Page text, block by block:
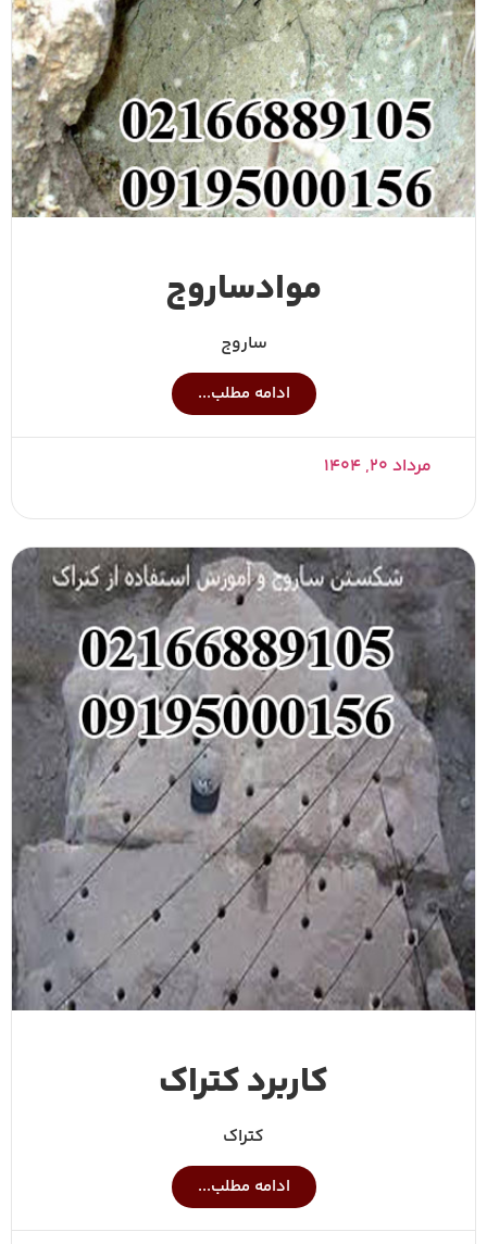
موادساروج
ساروج
ادامه مطلب...
مرداد ۲۰, ۱۴۰۴
کاربرد کتراک
کتراک
ادامه مطلب...